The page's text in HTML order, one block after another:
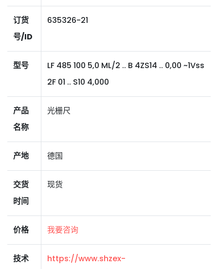
订货
号/ID
635326-21
型号
LF 485 100 5,0 ML/2 .. B 4ZS14 .. 0,00 ~1Vss
2F 01 .. S10 4,000
产品
名称
光栅尺
产地 德国
交货
时间
现货
价格 我要咨询
技术
https://www.shzex-